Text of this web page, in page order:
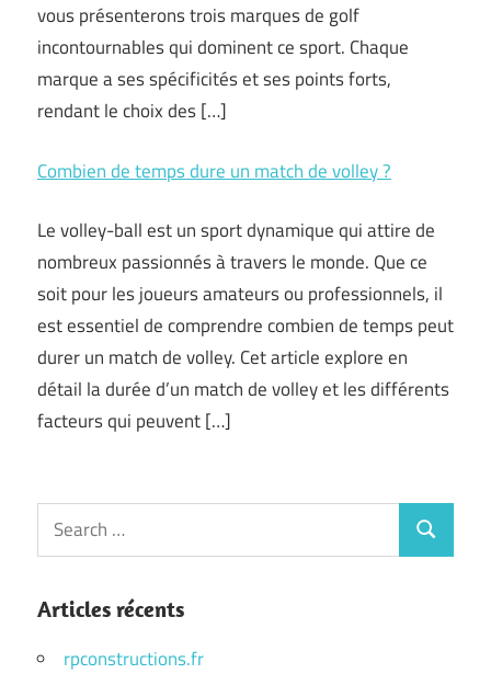
vous présenterons trois marques de golf
incontournables qui dominent ce sport. Chaque
marque a ses spécificités et ses points forts,
rendant le choix des […]
Combien de temps dure un match de volley ?
Le volley-ball est un sport dynamique qui attire de
nombreux passionnés à travers le monde. Que ce
soit pour les joueurs amateurs ou professionnels, il
est essentiel de comprendre combien de temps peut
durer un match de volley. Cet article explore en
détail la durée d’un match de volley et les différents
facteurs qui peuvent […]
Search
for:
Search
Articles récents
rpconstructions.fr